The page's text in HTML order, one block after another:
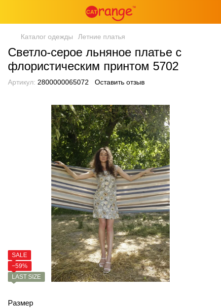
Каталог одежды Летние платья
Светло-серое льняное платье с
флористическим принтом 5702
Артикул: 2800000065072 Оставить отзыв
SALE
−59%
LAST SIZE
Размер